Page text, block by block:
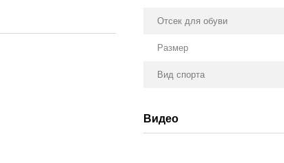
Отсек для обуви
Размер
Вид спорта
Видео